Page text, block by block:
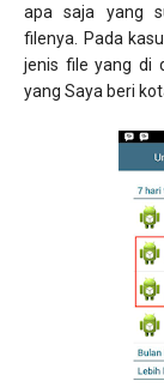
apa saja yang
filenya. Pada
jenis file yang di
yang Saya beri